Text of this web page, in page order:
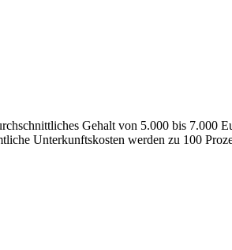
Gehalt von 5.000 bis 7.000
Unterkunftskosten werden zu 100